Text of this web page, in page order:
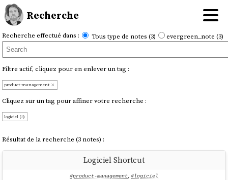
Recherche
Recherche effectué dans : Tous type de notes (3) evergreen_note (3)
Filtre actif, cliquez pour en enlever un tag :
product-management
Cliquez sur un tag pour affiner votre recherche :
logiciel (3)
Résultat de la recherche (3 notes) :
Logiciel Shortcut
#product-management, #logiciel